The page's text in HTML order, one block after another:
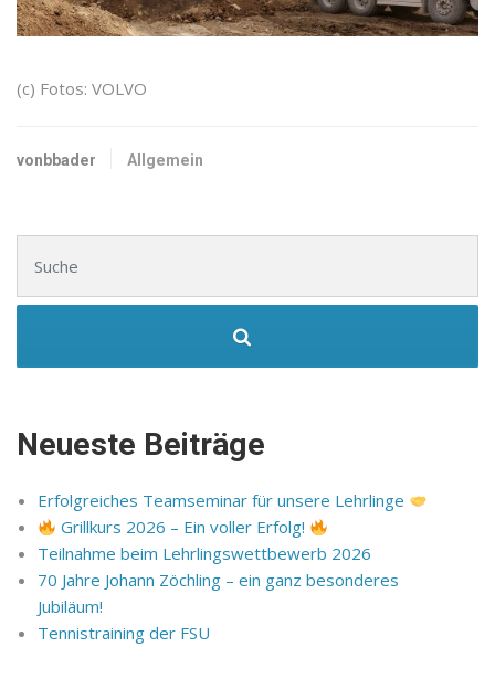
(c) Fotos: VOLVO
vonbbader Allgemein
Neueste Beiträge
Erfolgreiches Teamseminar für unsere Lehrlinge
Grillkurs 2026 – Ein voller Erfolg!
Teilnahme beim Lehrlingswettbewerb 2026
70 Jahre Johann Zöchling – ein ganz besonderes
Jubiläum!
Tennistraining der FSU